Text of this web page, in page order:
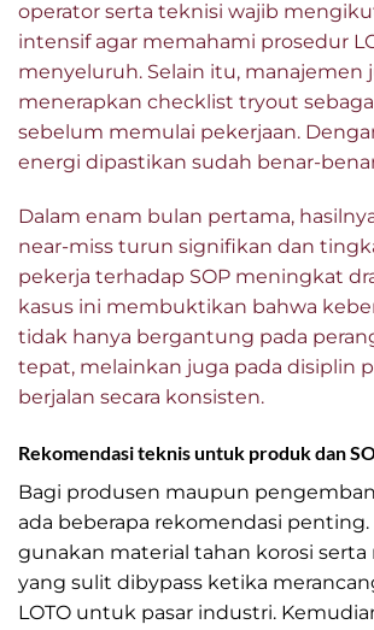
operator serta teknisi wajib
intensif agar memahami prosedur
menyeluruh. Selain itu, manajemen
menerapkan checklist tryout
sebelum memulai pekerjaan.
energi dipastikan sudah benar-
Dalam enam bulan pertama,
near-miss turun signifikan dan
pekerja terhadap SOP meningkat
kasus ini membuktikan bahwa
tidak hanya bergantung pada
tepat, melainkan juga pada disiplin
berjalan secara konsisten.
Rekomendasi teknis untuk produk dan
Bagi produsen maupun
ada beberapa rekomendasi penting.
gunakan material tahan korosi
yang sulit dibypass ketika
LOTO untuk pasar industri.